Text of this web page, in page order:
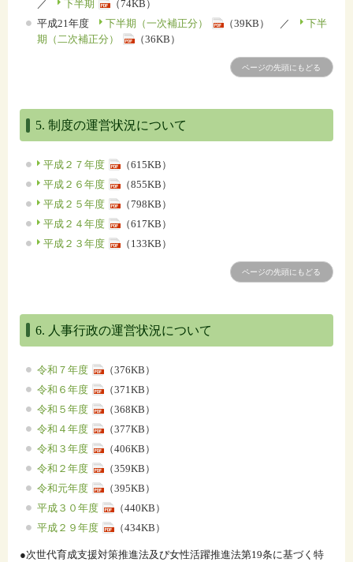
／ 下半期
（74KB）
平成21年度
下半期（一次補正分） （39KB） ／
下半
期（二次補正分）
（36KB）
ページの先頭にもどる
5. 制度の運営状況について
平成２７年度
（615KB）
平成２６年度
（855KB）
平成２５年度
（798KB）
平成２４年度
（617KB）
平成２３年度
（133KB）
ページの先頭にもどる
6. 人事行政の運営状況について
令和７年度
（376KB）
令和６年度
（371KB）
令和５年度
（368KB）
令和４年度
（377KB）
令和３年度
（406KB）
令和２年度
（359KB）
令和元年度
（395KB）
平成３０年度
（440KB）
平成２９年度
（434KB）
●次世代育成支援対策推進法及び女性活躍推進法第19条に基づく特